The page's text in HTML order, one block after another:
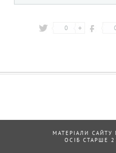
0
МАТЕРІАЛИ САЙТУ
ОСІБ СТАРШЕ